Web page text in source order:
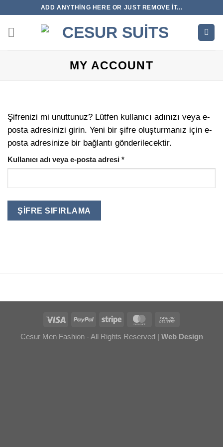
ADD ANYTHING HERE OR JUST REMOVE IT...
MY ACCOUNT
Şifrenizi mi unuttunuz? Lütfen kullanıcı adınızı veya e-
posta adresinizi girin. Yeni bir şifre oluşturmanız için e-
posta adresinize bir bağlantı gönderilecektir.
Kullanıcı adı veya e-posta adresi *Gerekli
ŞIFRE SIFIRLAMA
Cesur Men Fashion - All Rights Reserved | Web Design